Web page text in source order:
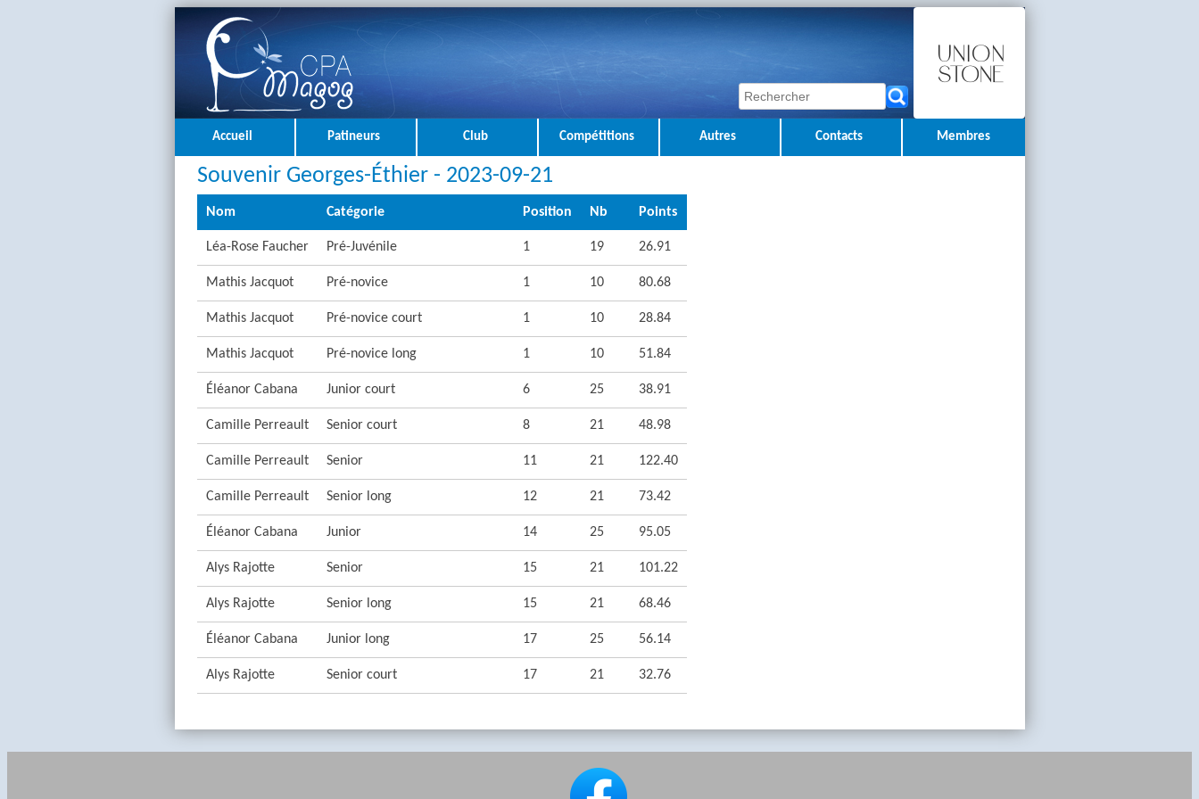
Accueil Patineurs Club Compétitions Autres Contacts Membres
Souvenir Georges-Éthier - 2023-09-21
Nom Catégorie Position Nb Points
Léa-Rose Faucher Pré-Juvénile 1 19 26.91
Mathis Jacquot Pré-novice 1 10 80.68
Mathis Jacquot Pré-novice court 1 10 28.84
Mathis Jacquot Pré-novice long 1 10 51.84
Éléanor Cabana Junior court 6 25 38.91
Camille Perreault Senior court 8 21 48.98
Camille Perreault Senior 11 21 122.40
Camille Perreault Senior long 12 21 73.42
Éléanor Cabana Junior 14 25 95.05
Alys Rajotte Senior 15 21 101.22
Alys Rajotte Senior long 15 21 68.46
Éléanor Cabana Junior long 17 25 56.14
Alys Rajotte Senior court 17 21 32.76